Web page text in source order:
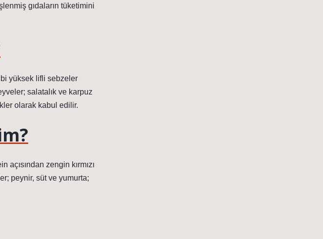
gıdaların tüketimini
yüksek lifli sebzeler
salatalık ve karpuz
olarak kabul edilir.
zengin kırmızı
peynir, süt ve yumurta;